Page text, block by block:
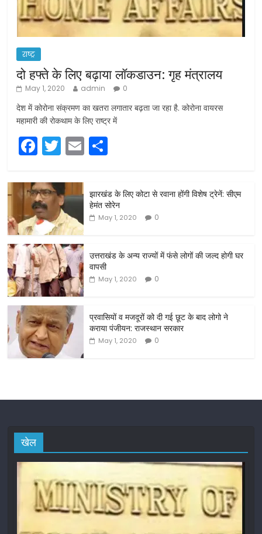
राष्ट्र
दो हफ्ते के लिए बढ़ाया लॉकडाउन: गृह मंत्रालय
May 1, 2020 admin 0
देश में कोरोना संक्रमण का खतरा लगातार बढ़ता जा रहा है. कोरोना वायरस
महामारी की रोकथाम के लिए राष्ट्र में
F
a
c
e
b
o
o
k
T
w
itt
er
E
m
ar
e
झारखंड के लिए कोटा से रवाना होंगी विशेष ट्रेनें: सीएम
हेमंत सोरेन
May 1, 2020 0
उत्तराखंड के अन्य राज्यों में फंसे लोगों की जल्द होगी घर
वापसी
May 1, 2020 0
प्रवासियों व मजदूरों को दी गई छूट के बाद लोगो ने
कराया पंजीयन: राजस्थान सरकार
May 1, 2020 0
खेल